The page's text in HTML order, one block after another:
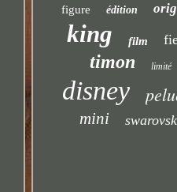
figure édition
king film
timon limité
disney
mini